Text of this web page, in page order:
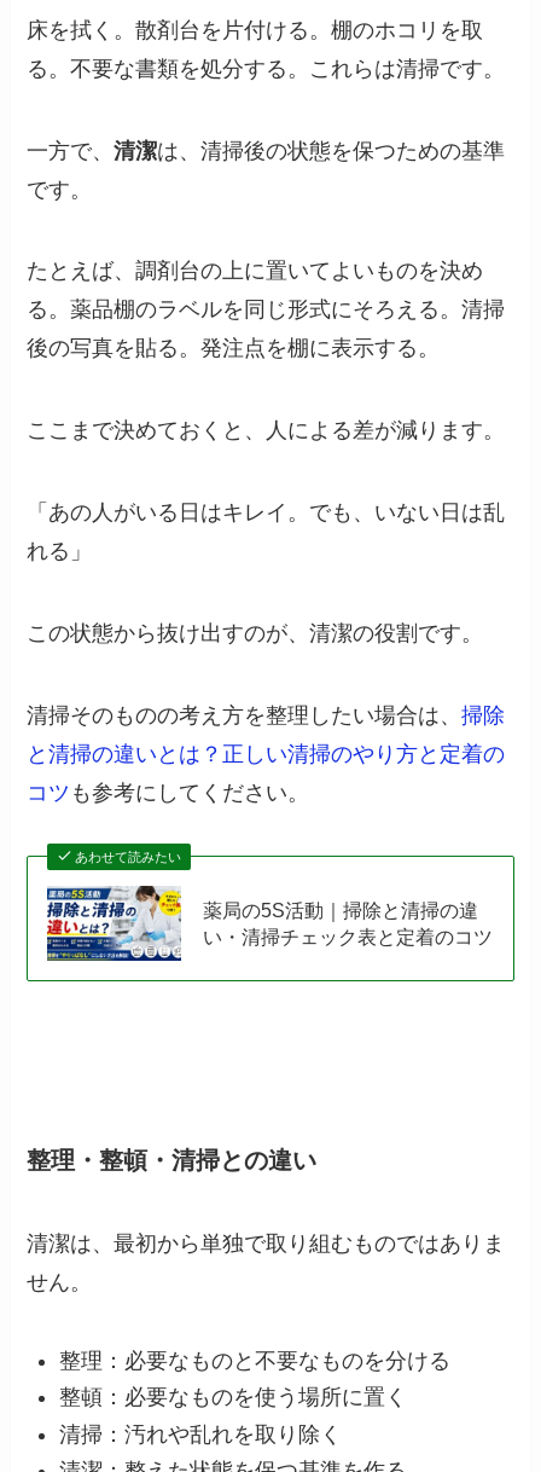
床を拭く。散剤台を片付ける。棚のホコリを取
る。不要な書類を処分する。これらは清掃です。
一方で、清潔は、清掃後の状態を保つための基準
です。
たとえば、調剤台の上に置いてよいものを決め
る。薬品棚のラベルを同じ形式にそろえる。清掃
後の写真を貼る。発注点を棚に表示する。
ここまで決めておくと、人による差が減ります。
「あの人がいる日はキレイ。でも、いない日は乱
れる」
この状態から抜け出すのが、清潔の役割です。
清掃そのものの考え方を整理したい場合は、掃除
と清掃の違いとは？正しい清掃のやり方と定着の
コツ も参考にしてください。
あわせて読みたい
薬局の5S活動｜掃除と清掃の違
い・清掃チェック表と定着のコツ
整理・整頓・清掃との違い
清潔は、最初から単独で取り組むものではありま
せん。
整理：必要なものと不要なものを分ける
整頓：必要なものを使う場所に置く
清掃：汚れや乱れを取り除く